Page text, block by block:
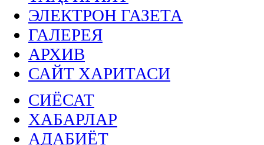
ЭЛЕКТРОН ГАЗЕТА
ГАЛЕРЕЯ
АРХИВ
САЙТ ХАРИТАСИ
СИЁСАТ
ХАБАРЛАР
АДАБИЁТ